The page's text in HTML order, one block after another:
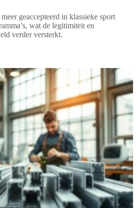
geaccepteerd in klassieke sport
wat de legitimiteit en
verder versterkt.